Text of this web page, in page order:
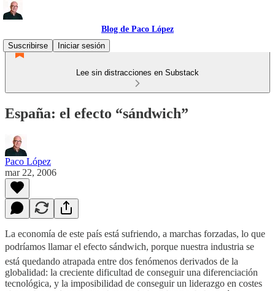
Blog de Paco López
Suscribirse
Iniciar sesión
Lee sin distracciones en Substack
España: el efecto “sándwich”
Paco López
mar 22, 2006
La economía de este país está sufriendo, a marchas forzadas, lo que
podríamos llamar el efecto sándwich, porque nuestra industria se
está quedando atrapada entre dos fenómenos derivados de la
globalidad: la creciente dificultad de conseguir una diferenciación
tecnológica, y la imposibilidad de conseguir un liderazgo en costes